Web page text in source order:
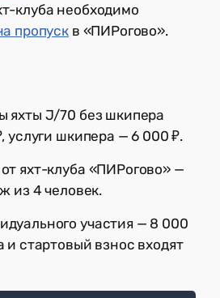
клуба необходимо
пропускв «ПИРогово».
яхты J/70 без шкипера
услуги шкипера — 6 000 ₽.
яхт-клуба «ПИРогово» —
из 4 человек.
участия — 8 000
и стартовый взнос входят